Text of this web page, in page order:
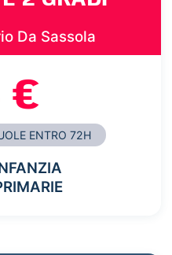
Da Sassola
€
ENTRO 72H